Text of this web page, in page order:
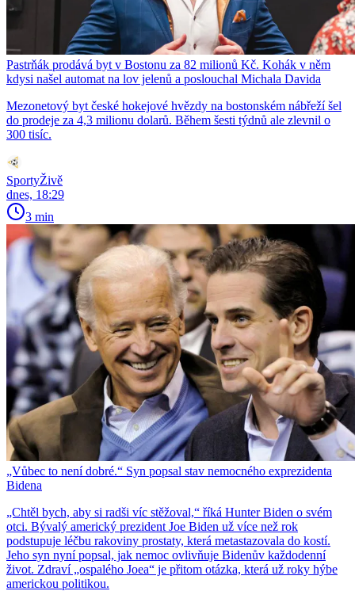
Pastrňák prodává byt v Bostonu za 82 milionů Kč. Kohák v něm
kdysi našel automat na lov jelenů a poslouchal Michala Davida
Mezonetový byt české hokejové hvězdy na bostonském nábřeží šel
do prodeje za 4,3 milionu dolarů. Během šesti týdnů ale zlevnil o
300 tisíc.
SportyŽivě
dnes, 18:29
3 min
„Vůbec to není dobré.“ Syn popsal stav nemocného exprezidenta
Bidena
„Chtěl bych, aby si radši víc stěžoval,“ říká Hunter Biden o svém
otci. Bývalý americký prezident Joe Biden už více než rok
podstupuje léčbu rakoviny prostaty, která metastazovala do kostí.
Jeho syn nyní popsal, jak nemoc ovlivňuje Bidenův každodenní
život. Zdraví „ospalého Joea“ je přitom otázka, která už roky hýbe
americkou politikou.